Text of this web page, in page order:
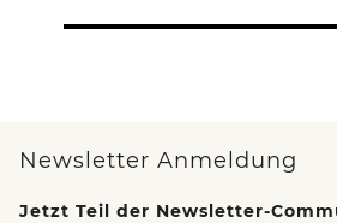
Newsletter Anmeldung
Jetzt Teil der Newsletter-